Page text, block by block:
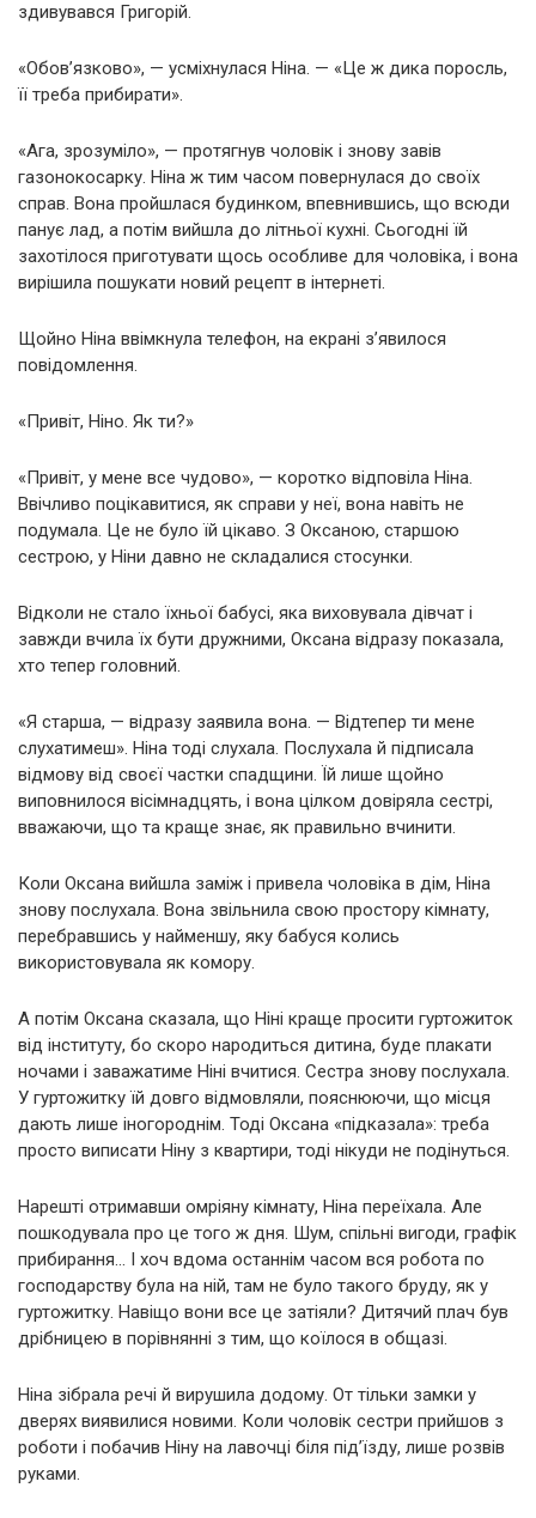
здивувався Григорій.
«Обов’язково», — усміхнулася Ніна. — «Це ж дика поросль,
її треба прибирати».
«Ага, зрозуміло», — протягнув чоловік і знову завів
газонокосарку. Ніна ж тим часом повернулася до своїх
справ. Вона пройшлася будинком, впевнившись, що всюди
панує лад, а потім вийшла до літньої кухні. Сьогодні їй
захотілося приготувати щось особливе для чоловіка, і вона
вирішила пошукати новий рецепт в інтернеті.
Щойно Ніна ввімкнула телефон, на екрані з’явилося
повідомлення.
«Привіт, Ніно. Як ти?»
«Привіт, у мене все чудово», — коротко відповіла Ніна.
Ввічливо поцікавитися, як справи у неї, вона навіть не
подумала. Це не було їй цікаво. З Оксаною, старшою
сестрою, у Ніни давно не складалися стосунки.
Відколи не стало їхньої бабусі, яка виховувала дівчат і
завжди вчила їх бути дружними, Оксана відразу показала,
хто тепер головний.
«Я старша, — відразу заявила вона. — Відтепер ти мене
слухатимеш». Ніна тоді слухала. Послухала й підписала
відмову від своєї частки спадщини. Їй лише щойно
виповнилося вісімнадцять, і вона цілком довіряла сестрі,
вважаючи, що та краще знає, як правильно вчинити.
Коли Оксана вийшла заміж і привела чоловіка в дім, Ніна
знову послухала. Вона звільнила свою простору кімнату,
перебравшись у найменшу, яку бабуся колись
використовувала як комору.
А потім Оксана сказала, що Ніні краще просити гуртожиток
від інституту, бо скоро народиться дитина, буде плакати
ночами і заважатиме Ніні вчитися. Сестра знову послухала.
У гуртожитку їй довго відмовляли, пояснюючи, що місця
дають лише іногороднім. Тоді Оксана «підказала»: треба
просто виписати Ніну з квартири, тоді нікуди не подінуться.
Нарешті отримавши омріяну кімнату, Ніна переїхала. Але
пошкодувала про це того ж дня. Шум, спільні вигоди, графік
прибирання… І хоч вдома останнім часом вся робота по
господарству була на ній, там не було такого бруду, як у
гуртожитку. Навіщо вони все це затіяли? Дитячий плач був
дрібницею в порівнянні з тим, що коїлося в общазі.
Ніна зібрала речі й вирушила додому. От тільки замки у
дверях виявилися новими. Коли чоловік сестри прийшов з
роботи і побачив Ніну на лавочці біля під’їзду, лише розвів
руками.